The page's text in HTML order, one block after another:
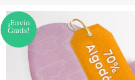
¡Envío
Gratis!